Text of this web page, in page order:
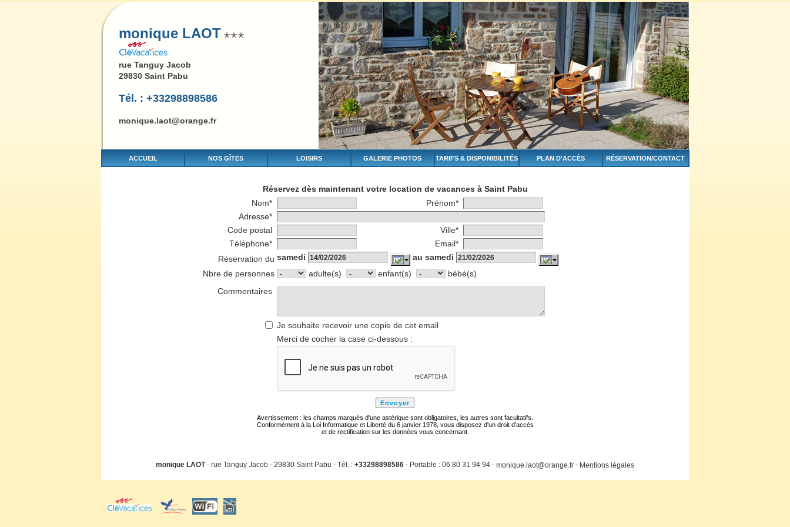
monique LAOT
rue Tanguy Jacob
29830 Saint Pabu
Tél. : +33298898586
monique.laot@orange.fr
ACCUEIL NOS GÎTES LOISIRS GALERIE PHOTOS TARIFS & DISPONIBILITÉS PLAN D'ACCÈS RÉSERVATION/CONTACT
Réservez dès maintenant votre location de vacances à Saint Pabu
Nom*
Prénom*
Adresse*
Code postal
Ville*
Téléphone*
Email*
Réservation du samedi
au samedi
Nbre de personnes
adulte(s) enfant(s)
bébé(s)
Commentaires
Je souhaite recevoir une copie de cet email
Merci de cocher la case ci-dessous :
Avertissement : les champs marqués d'une astérique sont obligatoires, les autres sont facultatifs.
Conformément à la Loi Informatique et Liberté du 6 janvier 1978, vous disposez d'un droit d'accès
et de rectification sur les données vous concernant.
monique LAOT- rue Tanguy Jacob - 29830 Saint Pabu - Tél. : +33298898586 - Portable : 06 80 31 94 94 - monique.laot@orange.fr - Mentions légales